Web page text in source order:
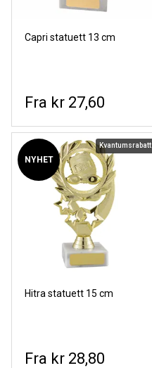
Capri statuett 13 cm
kr 27,60
NYHET
Kvantumsrabatt
Hitra statuett 15 cm
kr 28,80